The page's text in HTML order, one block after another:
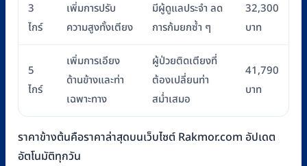
3
ไกร์
เพิ่มการปรับ
ความสูงทั้งเตียง
มีผู้ดูแลประจำ ลด
การก้มยกซ้ำ ๆ
32,300
บาท
5
ไกร์
เพิ่มการเอียง
ด้านข้างและท่า
เฉพาะทาง
ผู้ป่วยติดเตียงที่
ต้องเปลี่ยนท่า
สม่ำเสมอ
41,790
บาท
ราคาข้างต้นคือราคาล่าสุดบนเว็บไซต์ Rakmor.com อัปเดต
อัตโนมัติทุกวัน